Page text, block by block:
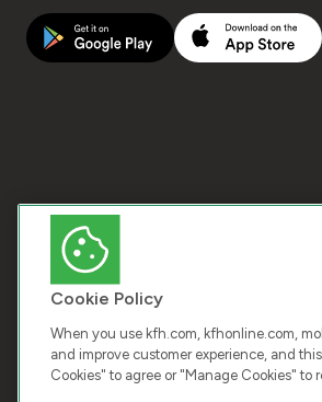
Cookie Policy
When you use kfh.com, kfhonline.com,
and improve customer experience, and
Cookies" to agree or "Manage Cookies"